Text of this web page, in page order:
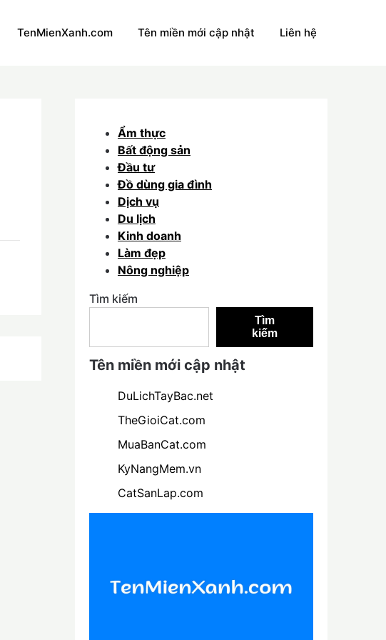
TenMienXanh.com Tên miền mới cập nhật Liên hệ
Ẩm thực
Bất động sản
Đầu tư
Đồ dùng gia đình
Dịch vụ
Du lịch
Kinh doanh
Làm đẹp
Nông nghiệp
Tìm kiếm
Tìm
kiếm
Tên miền mới cập nhật
DuLichTayBac.net
TheGioiCat.com
MuaBanCat.com
KyNangMem.vn
CatSanLap.com